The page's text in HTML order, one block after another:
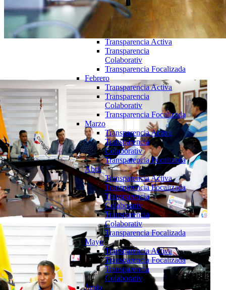
Colaborativ
Transparencia Focalizada
2025
Enero
Transparencia Activa
Transparencia
Colaborativ
Transparencia Focalizada
Febrero
Transparencia Activa
Transparencia
Colaborativ
Transparencia Focalizada
Marzo
Transparencia Activa
Transparencia
Colaborativ
Transparencia Focalizada
Abril
Transparencia Activa
Transparencia Focalizada
Transparencia
Colaborativ
Transparencia
Colaborativ
Transparencia Focalizada
Mayo
Transparencia Activa
Transparencia Focalizada
Transparencia
Colaborativ
Junio